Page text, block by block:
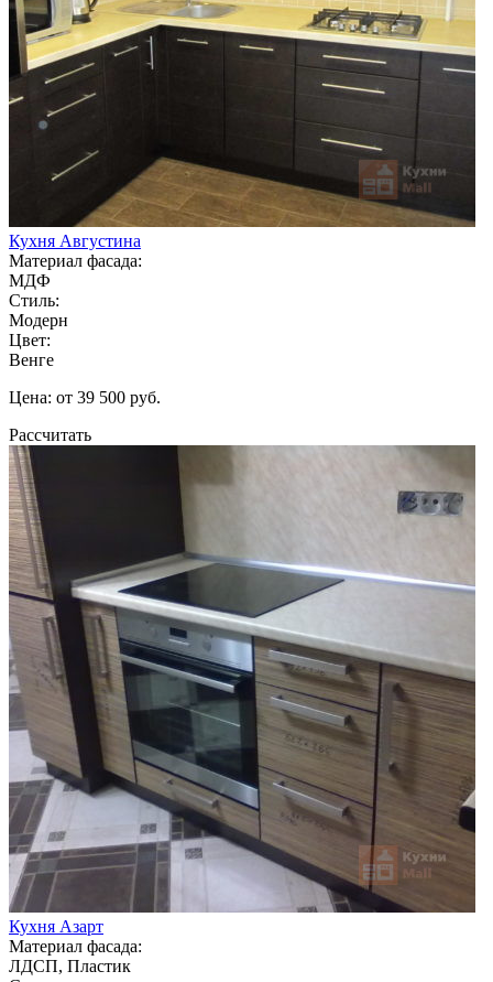
Кухня Августина
Материал фасада:
МДФ
Стиль:
Модерн
Цвет:
Венге
Цена: от 39 500 руб.
Рассчитать
Кухня Азарт
Материал фасада:
ЛДСП, Пластик